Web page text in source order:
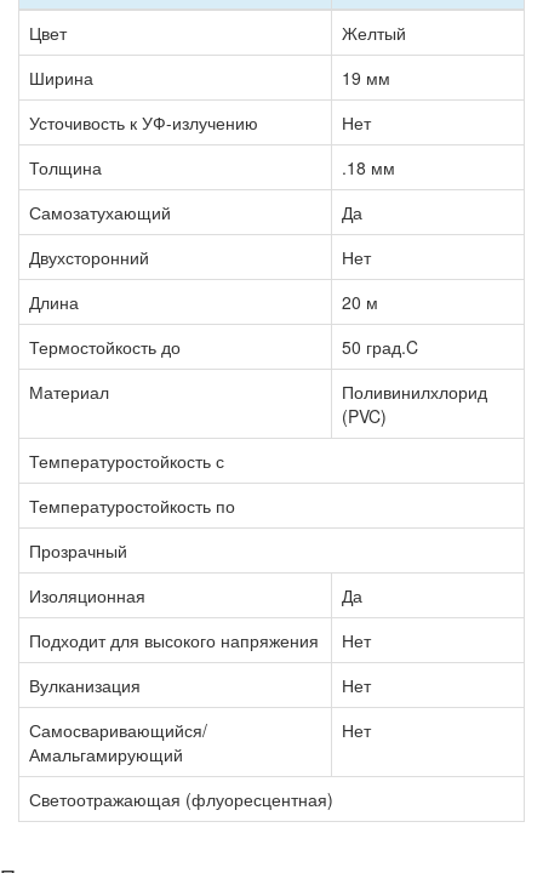
Цвет
Желтый
Ширина
19 мм
Усточивость к УФ-излучению
Нет
Толщина
.18 мм
Самозатухающий
Да
Двухсторонний
Нет
Длина
20 м
Термостойкость до
50 град.C
Материал
Поливинилхлорид
(PVC)
Температуростойкость с
Температуростойкость по
Прозрачный
Изоляционная
Да
Подходит для высокого напряжения
Нет
Вулканизация
Нет
Самосваривающийся/
Амальгамирующий
Нет
Светоотражающая (флуоресцентная)